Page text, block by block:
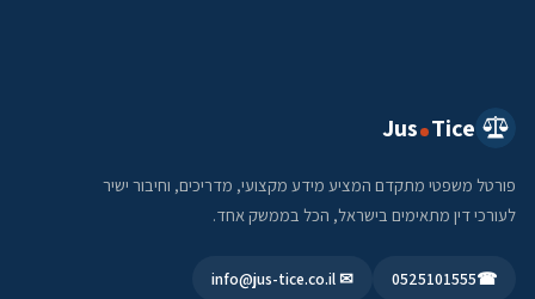
Jus Tice
פורטל משפטי מתקדם המציע מידע מקצועי, מדריכים, וחיבור ישיר
לעורכי דין מתאימים בישראל, הכל בממשק אחד.
☎
0525101555
✉ info@jus-tice.co.il